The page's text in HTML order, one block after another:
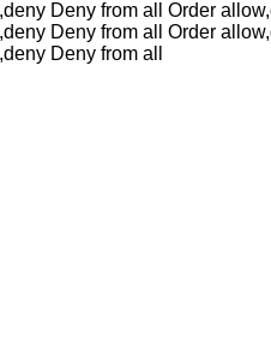
Deny from all Order
Deny from all Order
Deny from all